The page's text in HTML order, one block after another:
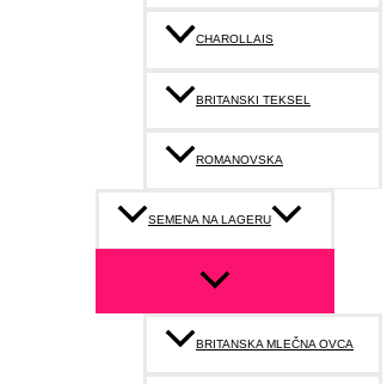
CHAROLLAIS
BRITANSKI TEKSEL
ROMANOVSKA
SEMENA NA LAGERU
BRITANSKA MLEČNA OVCA